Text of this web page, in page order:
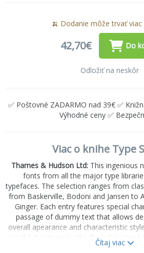
🍌 Dodanie môže trvať
42,70€ Do
Odložiť na neskôr
✅ Poštovné ZADARMO nad 39€ ✅
Výhodné ceny ✅
Viac o knihe Type
Thames & Hudson Ltd:This ingenious
fonts from all the major type
typefaces. The selection ranges from
from Baskerville, Bodoni and Jansen to
Ginger. Each entry features special
passage of dummy text that allows
overall apearance and characteristic
careful design make the Type Selector
for day-to-day design work and the
Čítaj viac